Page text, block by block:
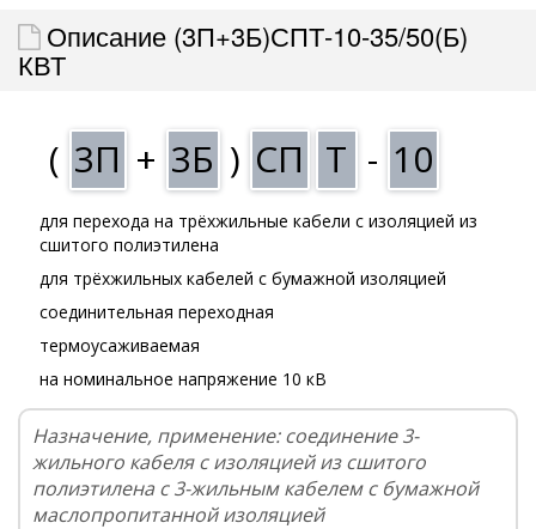
Описание (3П+3Б)СПТ-10-35/50(Б)
КВТ
( 3П + 3Б ) СП Т - 10
для перехода на трёхжильные кабели с изоляцией из
сшитого полиэтилена
для трёхжильных кабелей с бумажной изоляцией
соединительная переходная
термоусаживаемая
на номинальное напряжение 10 кВ
Назначение, применение: соединение 3-
жильного кабеля с изоляцией из сшитого
полиэтилена с 3-жильным кабелем с бумажной
маслопропитанной изоляцией